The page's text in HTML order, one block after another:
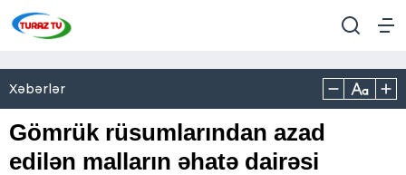
Xəbərlər
Gömrük rüsumlarından azad
edilən malların əhatə dairəsi